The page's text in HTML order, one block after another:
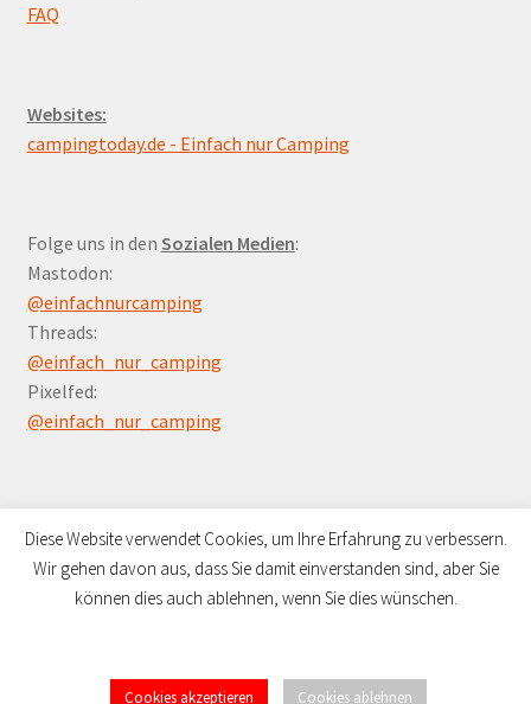
FAQ
Websites:
campingtoday.de - Einfach nur Camping
Folge uns in den Sozialen Medien:
Mastodon:
@einfachnurcamping
Threads:
@einfach_nur_camping
Pixelfed:
@einfach_nur_camping
© Campers Paradies 2026
Datenschutzerklärung
Erstellt mit WooCommerce.
Diese Website verwendet Cookies, um Ihre Erfahrung zu verbessern.
Wir gehen davon aus, dass Sie damit einverstanden sind, aber Sie
können dies auch ablehnen, wenn Sie dies wünschen.
Cookies akzeptieren Cookies ablehnen